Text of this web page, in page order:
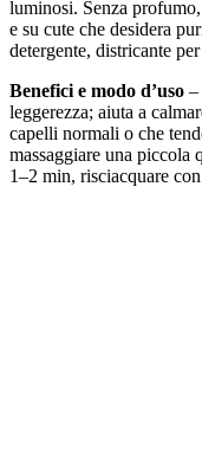
luminosi. Senza
e su cute che desidera
detergente, districante
Benefici e modo d’uso –
leggerezza; aiuta a
capelli normali o che
massaggiare una piccola
1–2 min, risciacquare